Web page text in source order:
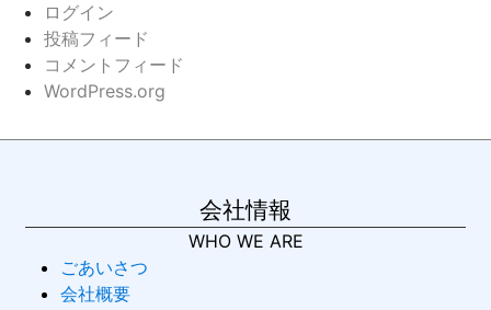
ログイン
投稿フィード
コメントフィード
WordPress.org
会社情報
WHO WE ARE
ごあいさつ
会社概要